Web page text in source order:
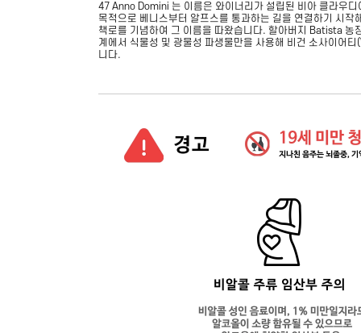
47 Anno Domini 는 이름은 와이너리가 설립된 비아 클라우
목적으로 베니스부터 알프스를 통과하는 길을 연결하기 시
책로를 기념하여 그 이름을 따왔습니다. 할아버지 Batista
계에서 식물성 및 광물성 파생물만을 사용해 비건 소사이어
니다.